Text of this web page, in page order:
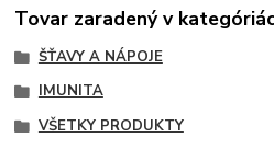
Tovar zaradený v
ŠŤAVY A NÁPOJE
IMUNITA
VŠETKY PRODUKTY